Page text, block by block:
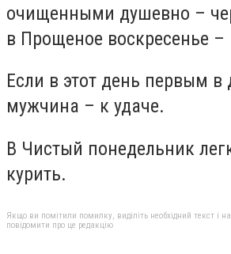
очищенными душевно –
в Прощеное воскресенье –
Если в этот день первым в
мужчина – к удаче.
В Чистый понедельник
курить.
Якщо ви помітили помилку, виділіть необхідний текст і
повідомити про це редакцію